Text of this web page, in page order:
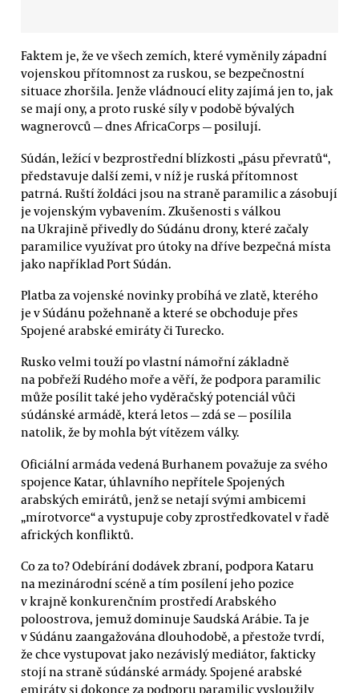
Faktem je, že ve všech zemích, které vyměnily západní
vojenskou přítomnost za ruskou, se bezpečnostní
situace zhoršila. Jenže vládnoucí elity zajímá jen to, jak
se mají ony, a proto ruské síly v podobě bývalých
wagnerovců — dnes AfricaCorps — posilují.
Súdán, ležící v bezprostřední blízkosti „pásu převratů“,
představuje další zemi, v níž je ruská přítomnost
patrná. Ruští žoldáci jsou na straně paramilic a zásobují
je vojenským vybavením. Zkušenosti s válkou
na Ukrajině přivedly do Súdánu drony, které začaly
paramilice využívat pro útoky na dříve bezpečná místa
jako například Port Súdán.
Platba za vojenské novinky probíhá ve zlatě, kterého
je v Súdánu požehnaně a které se obchoduje přes
Spojené arabské emiráty či Turecko.
Rusko velmi touží po vlastní námořní základně
na pobřeží Rudého moře a věří, že podpora paramilic
může posílit také jeho vyděračský potenciál vůči
súdánské armádě, která letos — zdá se — posílila
natolik, že by mohla být vítězem války.
Oficiální armáda vedená Burhanem považuje za svého
spojence Katar, úhlavního nepřítele Spojených
arabských emirátů, jenž se netají svými ambicemi
„mírotvorce“ a vystupuje coby zprostředkovatel v řadě
afrických konfliktů.
Co za to? Odebírání dodávek zbraní, podpora Kataru
na mezinárodní scéně a tím posílení jeho pozice
v krajně konkurenčním prostředí Arabského
poloostrova, jemuž dominuje Saudská Arábie. Ta je
v Súdánu zaangažována dlouhodobě, a přestože tvrdí,
že chce vystupovat jako nezávislý mediátor, fakticky
stojí na straně súdánské armády. Spojené arabské
emiráty si dokonce za podporu paramilic vysloužily